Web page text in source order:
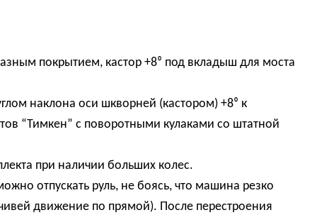
покрытием, кастор +8⁰ под вкладыш для моста
наклона оси шкворней (кастором) +8⁰ к
“Тимкен” с поворотными кулаками со штатной
при наличии больших колес.
отпускать руль, не боясь, что машина резко
движение по прямой). После перестроения